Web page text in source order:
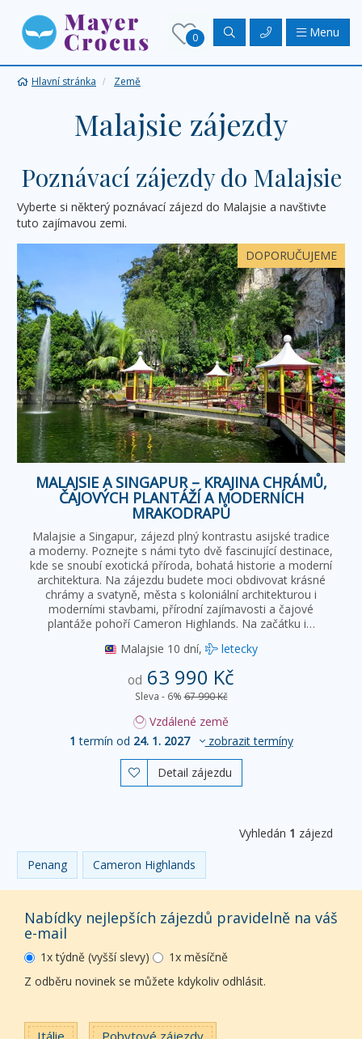
0 Menu
Hlavní stránka Země
Malajsie zájezdy
Poznávací zájezdy do Malajsie
Vyberte si některý poznávací zájezd do Malajsie a navštivte
tuto zajímavou zemi.
DOPORUČUJEME
MALAJSIE A SINGAPUR – KRAJINA CHRÁMŮ,
ČAJOVÝCH PLANTÁŽÍ A MODERNÍCH
MRAKODRAPŮ
Malajsie a Singapur, zájezd plný kontrastu asijské tradice
a moderny. Poznejte s námi tyto dvě fascinující destinace,
kde se snoubí exotická příroda, bohatá historie a moderní
architektura. Na zájezdu budete moci obdivovat krásné
chrámy a svatyně, města s koloniální architekturou i
moderními stavbami, přírodní zajímavosti a čajové
plantáže pohoří Cameron Highlands. Na začátku i…
Malajsie 10 dní, letecky
od 63 990 Kč
Sleva - 6% 67 990 Kč
Vzdálené země
1 termín od 24. 1. 2027 zobrazit termíny
 Detail zájezdu
Vyhledán 1 zájezd
Penang Cameron Highlands
Nabídky nejlepších zájezdů pravidelně na váš
e-mail
1x týdně (vyšší slevy)
1x měsíčně
Z odběru novinek se můžete kdykoliv odhlásit.
Itálie Pobytové zájezdy